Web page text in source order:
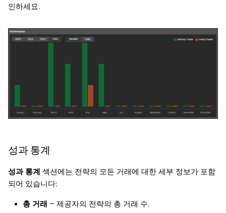
인하세요.
성과 통계
성과 통계 섹션에는 전략의 모든 거래에 대한 세부 정보가 포함
되어 있습니다:
총 거래 – 제공자의 전략의 총 거래 수.